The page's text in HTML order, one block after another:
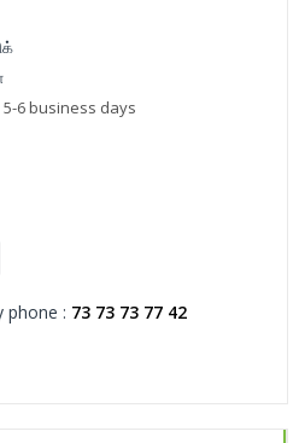
6 business days
phone : 73 73 73 77 42